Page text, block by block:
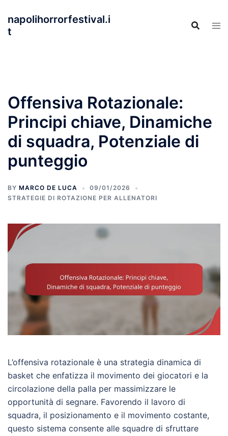
content
napolihorrorfestival.i
t
Offensiva Rotazionale:
Principi chiave, Dinamiche
di squadra, Potenziale di
punteggio
BY MARCO DE LUCA
09/01/2026
STRATEGIE DI ROTAZIONE PER ALLENATORI
L’offensiva rotazionale è una strategia dinamica di
basket che enfatizza il movimento dei giocatori e la
circolazione della palla per massimizzare le
opportunità di segnare. Favorendo il lavoro di
squadra, il posizionamento e il movimento costante,
questo sistema consente alle squadre di sfruttare